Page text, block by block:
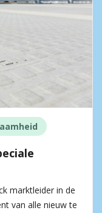
marktleider in de
van alle nieuw te